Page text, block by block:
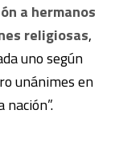
a hermanos
religiosas,
uno según
unánimes en